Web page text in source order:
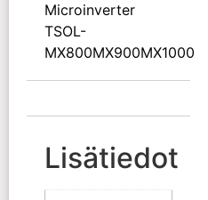
Microinverter
TSOL-
MX800MX900MX1000
Lisätiedot